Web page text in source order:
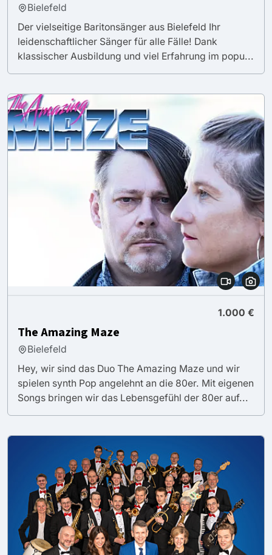
Bielefeld
Der vielseitige Baritonsänger aus Bielefeld Ihr
leidenschaftlicher Sänger für alle Fälle! Dank
klassischer Ausbildung und viel Erfahrung im popu...
1.000 €
The Amazing Maze
Bielefeld
Hey, wir sind das Duo The Amazing Maze und wir
spielen synth Pop angelehnt an die 80er. Mit eigenen
Songs bringen wir das Lebensgefühl der 80er auf...